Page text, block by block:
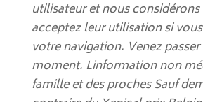
utilisateur et nous
acceptez leur utilisation si
votre navigation. Venez
moment. Linformation non
famille et des proches Sauf